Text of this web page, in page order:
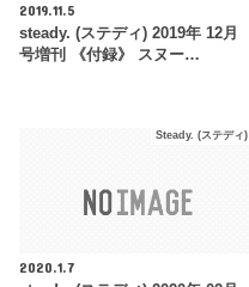
2019.11.5
steady. (ステディ) 2019年 12月
号増刊 《付録》 スヌー…
Steady. (ステディ)
2020.1.7